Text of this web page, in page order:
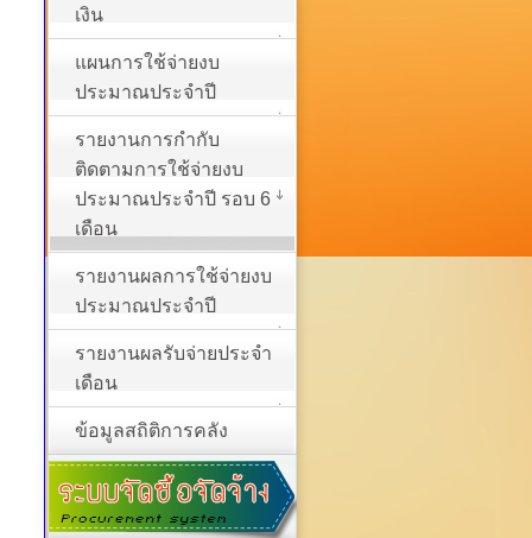
เงิน
แผนการใช้จ่ายงบ
ประมาณประจำปี
รายงานการกำกับ
ติดตามการใช้จ่ายงบ
ประมาณประจำปี รอบ 6
เดือน
รายงานผลการใช้จ่ายงบ
ประมาณประจำปี
รายงานผลรับจ่ายประจำ
เดือน
ข้อมูลสถิติการคลัง